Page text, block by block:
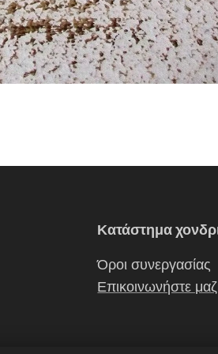
Κατάστημα
Όροι συνεργασίας
Επικοινωνήστε